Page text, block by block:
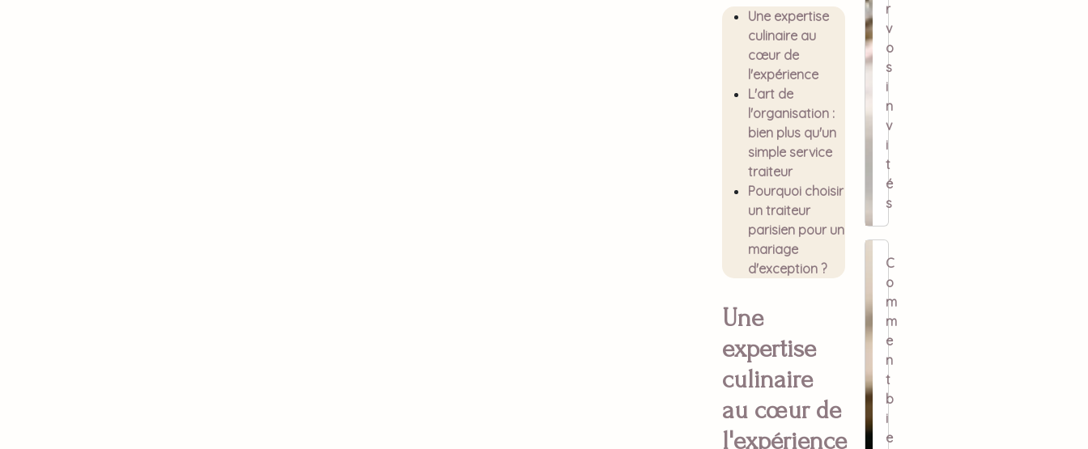
Une expertise
culinaire au
cœur de
l'expérience
L'art de
l'organisation :
bien plus qu'un
simple service
traiteur
Pourquoi choisir
un traiteur
parisien pour un
mariage
d'exception ?
Une
expertise
culinaire
au cœur de
l'expérience
r
v
o
s
i
n
v
i
t
é
s
C
o
m
m
e
n
t
b
i
e